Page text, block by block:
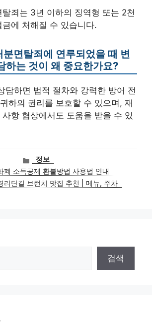
죄는 3년 이하의 징역형 또는 2천
에 처해질 수 있습니다.
면탈죄에 연루되었을 때 변
하는 것이 왜 중요한가요?
담하면 법적 절차와 강력한 방어 전
하의 권리를 보호할 수 있으며, 재
항 협상에서도 도움을 받을 수 있
카
테
고
리
정보
폐 소득공제 환불방법 사용법 안내
리단길 브런치 맛집 추천 | 메뉴, 주차
검색